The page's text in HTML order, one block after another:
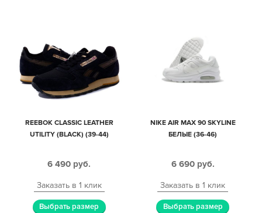
REEBOK CLASSIC LEATHER
UTILITY (BLACK) (39-44)
6 490 руб.
Заказать в 1 клик
Выбрать размер
NIKE AIR MAX 90 SKYLINE
БЕЛЫЕ (36-46)
6 690 руб.
Заказать в 1 клик
Выбрать размер